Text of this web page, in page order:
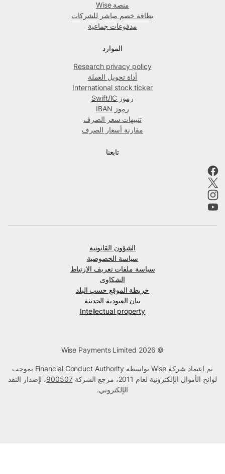
منصة Wise
بطاقة خصم مباشر للشركات
مدفوعات جماعية
الموارد
Research privacy policy
أداة تحويل العملة
International stock ticker
رموز Swift/IC
رموز IBAN
تنبيهات سعر الصرف
مقارنة أسعار الصرف
تابعنا
الشؤون القانونية
سياسة الخصوصية
سياسة ملفات تعريف الارتباط
الشكاوى
خريطة الموقع حسب البلد
بيان العبودية الحديثة
Intellectual property
تم اعتماد شركة Wise بواسطة Financial Conduct Authority بموجب
لوائح الأموال الإلكترونية لعام 2011، مرجع الشركة
900507، لإصدار النقد
الإلكتروني.